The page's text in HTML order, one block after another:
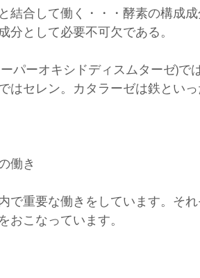
結合して働く・・・酵素の構成
分として必要不可欠である。
パーオキシドディスムターゼ)で
はセレン。カタラーゼは鉄といっ
働き
で重要な働きをしています。そ
おこなっています。